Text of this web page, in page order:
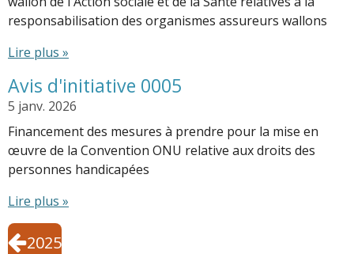
responsabilisation des organismes assureurs wallons
Lire plus »
Avis d'initiative 0005
5 janv. 2026
Financement des mesures à prendre pour la mise en
œuvre de la Convention ONU relative aux droits des
personnes handicapées
Lire plus »
2025